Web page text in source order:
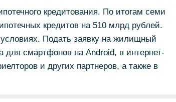
кредитования. По итогам семи
кредитов на 510 млрд рублей.
Подать заявку на жилищный
для смартфонов на Android, в интернет-
и других партнеров, а также в